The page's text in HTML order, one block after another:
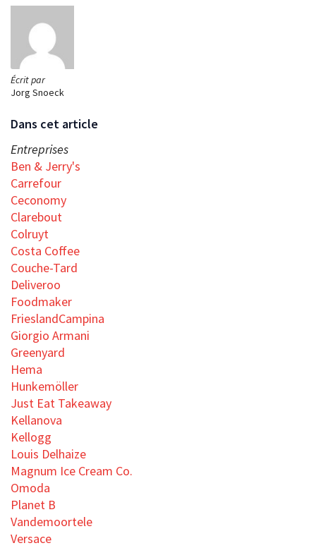
Écrit par
Jorg Snoeck
Dans cet article
Entreprises
Ben & Jerry's
Carrefour
Ceconomy
Clarebout
Colruyt
Costa Coffee
Couche-Tard
Deliveroo
Foodmaker
FrieslandCampina
Giorgio Armani
Greenyard
Hema
Hunkemöller
Just Eat Takeaway
Kellanova
Kellogg
Louis Delhaize
Magnum Ice Cream Co.
Omoda
Planet B
Vandemoortele
Versace